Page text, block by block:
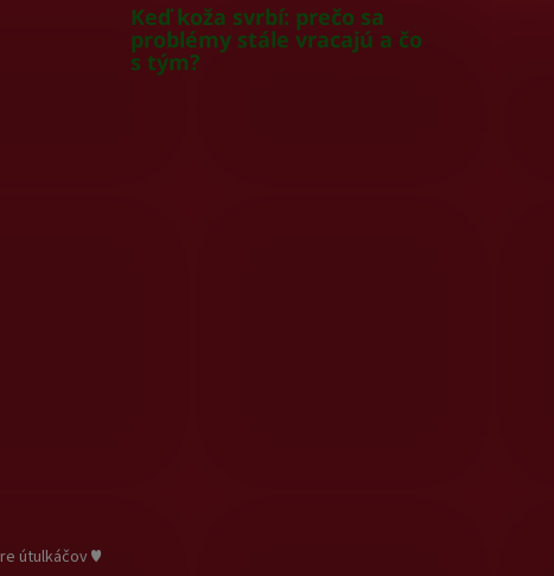
Keď koža svrbí: prečo sa
problémy stále vracajú a čo
s tým?
útulkáčov ♥